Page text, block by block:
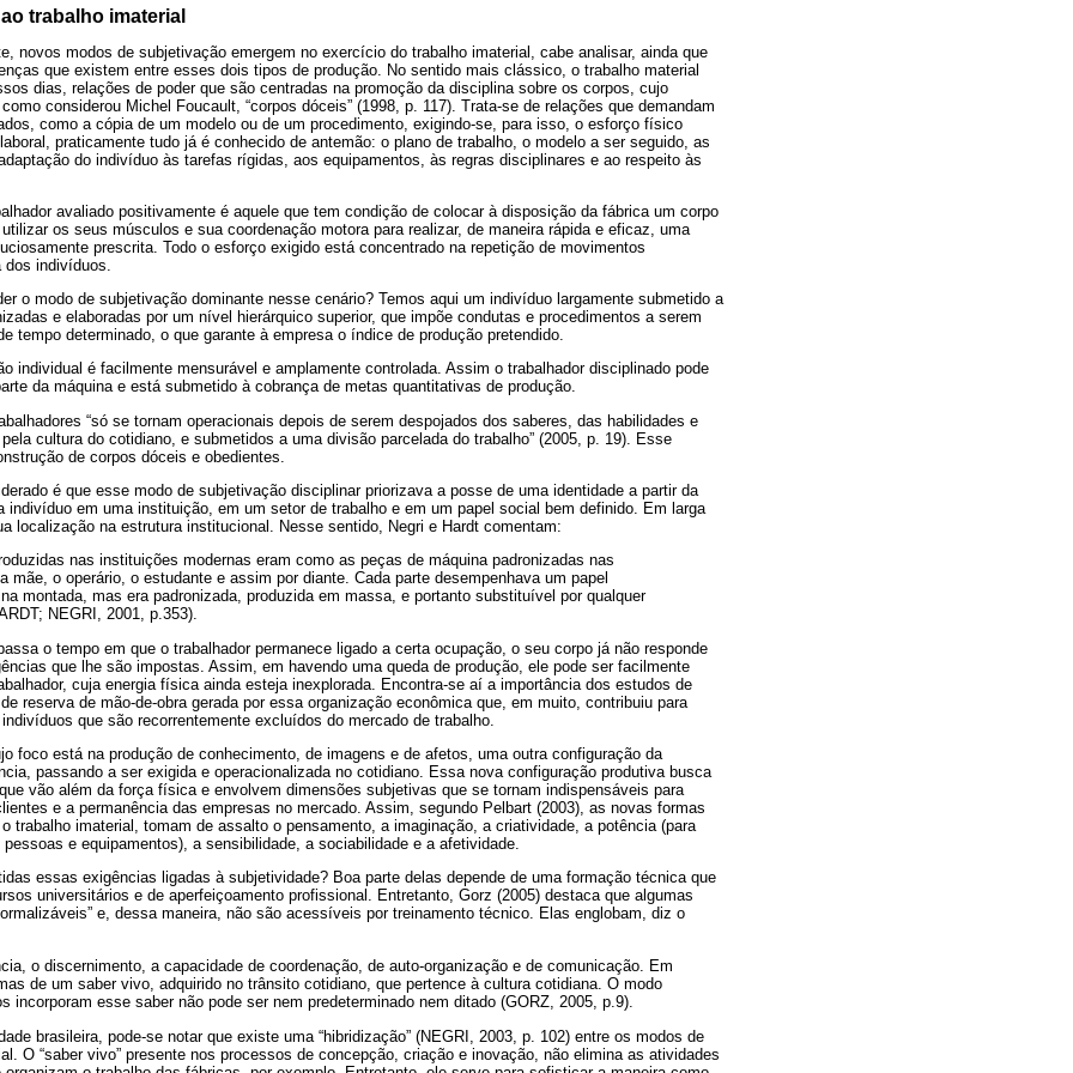
trabalho imaterial
novos modos de subjetivação emergem no exercício do trabalho imaterial, cabe analisar, ainda que
que existem entre esses dois tipos de produção. No sentido mais clássico, o trabalho material
dias, relações de poder que são centradas na promoção da disciplina sobre os corpos, cujo
considerou Michel Foucault, “corpos dóceis” (1998, p. 117). Trata-se de relações que demandam
como a cópia de um modelo ou de um procedimento, exigindo-se, para isso, o esforço físico
praticamente tudo já é conhecido de antemão: o plano de trabalho, o modelo a ser seguido, as
do indivíduo às tarefas rígidas, aos equipamentos, às regras disciplinares e ao respeito às
avaliado positivamente é aquele que tem condição de colocar à disposição da fábrica um corpo
os seus músculos e sua coordenação motora para realizar, de maneira rápida e eficaz, uma
prescrita. Todo o esforço exigido está concentrado na repetição de movimentos
dos indivíduos.
o modo de subjetivação dominante nesse cenário? Temos aqui um indivíduo largamente submetido a
e elaboradas por um nível hierárquico superior, que impõe condutas e procedimentos a serem
tempo determinado, o que garante à empresa o índice de produção pretendido.
individual é facilmente mensurável e amplamente controlada. Assim o trabalhador disciplinado pode
da máquina e está submetido à cobrança de metas quantitativas de produção.
“só se tornam operacionais depois de serem despojados dos saberes, das habilidades e
cultura do cotidiano, e submetidos a uma divisão parcelada do trabalho” (2005, p. 19). Esse
de corpos dóceis e obedientes.
é que esse modo de subjetivação disciplinar priorizava a posse de uma identidade a partir da
indivíduo em uma instituição, em um setor de trabalho e em um papel social bem definido. Em larga
localização na estrutura institucional. Nesse sentido, Negri e Hardt comentam:
nas instituições modernas eram como as peças de máquina padronizadas nas
mãe, o operário, o estudante e assim por diante. Cada parte desempenhava um papel
montada, mas era padronizada, produzida em massa, e portanto substituível por qualquer
NEGRI, 2001, p.353).
o tempo em que o trabalhador permanece ligado a certa ocupação, o seu corpo já não responde
que lhe são impostas. Assim, em havendo uma queda de produção, ele pode ser facilmente
cuja energia física ainda esteja inexplorada. Encontra-se aí a importância dos estudos de
reserva de mão-de-obra gerada por essa organização econômica que, em muito, contribuiu para
que são recorrentemente excluídos do mercado de trabalho.
foco está na produção de conhecimento, de imagens e de afetos, uma outra configuração da
passando a ser exigida e operacionalizada no cotidiano. Essa nova configuração produtiva busca
vão além da força física e envolvem dimensões subjetivas que se tornam indispensáveis para
e a permanência das empresas no mercado. Assim, segundo Pelbart (2003), as novas formas
trabalho imaterial, tomam de assalto o pensamento, a imaginação, a criatividade, a potência (para
e equipamentos), a sensibilidade, a sociabilidade e a afetividade.
essas exigências ligadas à subjetividade? Boa parte delas depende de uma formação técnica que
universitários e de aperfeiçoamento profissional. Entretanto, Gorz (2005) destaca que algumas
e, dessa maneira, não são acessíveis por treinamento técnico. Elas englobam, diz o
o discernimento, a capacidade de coordenação, de auto-organização e de comunicação. Em
de um saber vivo, adquirido no trânsito cotidiano, que pertence à cultura cotidiana. O modo
incorporam esse saber não pode ser nem predeterminado nem ditado (GORZ, 2005, p.9).
brasileira, pode-se notar que existe uma “hibridização” (NEGRI, 2003, p. 102) entre os modos de
O “saber vivo” presente nos processos de concepção, criação e inovação, não elimina as atividades